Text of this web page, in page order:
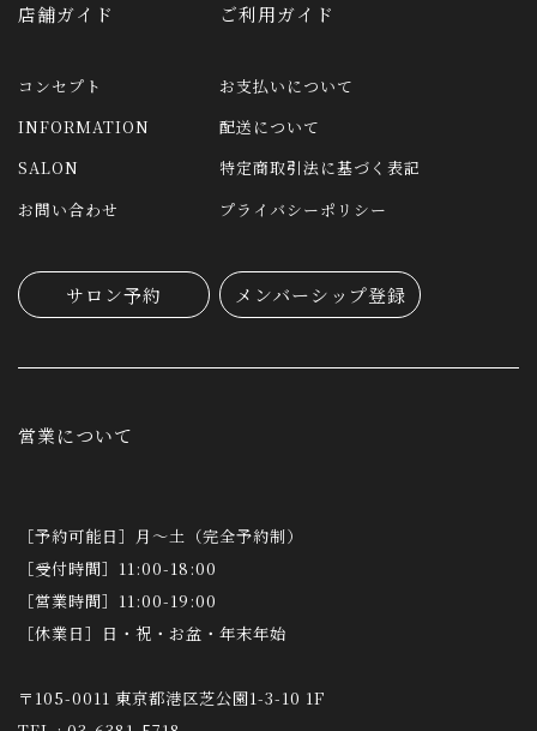
店舗ガイド
コンセプト
INFORMATION
SALON
お問い合わせ
サロン予約
ご利用ガイド
お支払いについて
配送について
特定商取引法に基づく表記
プライバシーポリシー
メンバーシップ登録
営業について
［予約可能日］月～土（完全予約制）
［受付時間］11:00-18:00
［営業時間］11:00-19:00
［休業日］日・祝・お盆・年末年始
〒105-0011 東京都港区芝公園1-3-10 1F